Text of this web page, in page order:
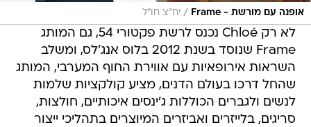
אופנה עם מורשת - Frame / יח"צ חו"ל
לא רק Chloé נכנס לרשת פקטורי 54, גם המותג
Frame שנוסד בשנת 2012 בלוס אנג'לס, ומשלב
השראות אירופאיות עם אווירת החוף המערבי, המותג
שהחל דרכו בעולם הדנים, מציע קולקציות שלמות
לנשים ולגברים הכוללות ג'ינסים איכותיים, חולצות,
סריגים, בלייזרים ואביזרים המיוצרים בתהליכי ייצור